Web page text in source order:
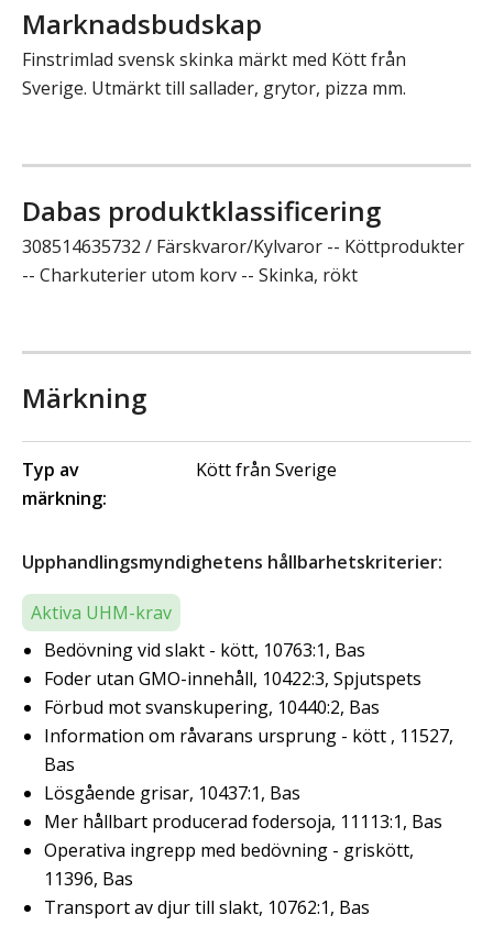
Marknadsbudskap
Finstrimlad svensk skinka märkt med Kött från
Sverige. Utmärkt till sallader, grytor, pizza mm.
Dabas produktklassificering
308514635732 / Färskvaror/Kylvaror -- Köttprodukter
-- Charkuterier utom korv -- Skinka, rökt
Märkning
Typ av
märkning:
Kött från Sverige
Upphandlingsmyndighetens hållbarhetskriterier:
Aktiva UHM-krav
Bedövning vid slakt - kött, 10763:1, Bas
Foder utan GMO-innehåll, 10422:3, Spjutspets
Förbud mot svanskupering, 10440:2, Bas
Information om råvarans ursprung - kött , 11527,
Bas
Lösgående grisar, 10437:1, Bas
Mer hållbart producerad fodersoja, 11113:1, Bas
Operativa ingrepp med bedövning - griskött,
11396, Bas
Transport av djur till slakt, 10762:1, Bas